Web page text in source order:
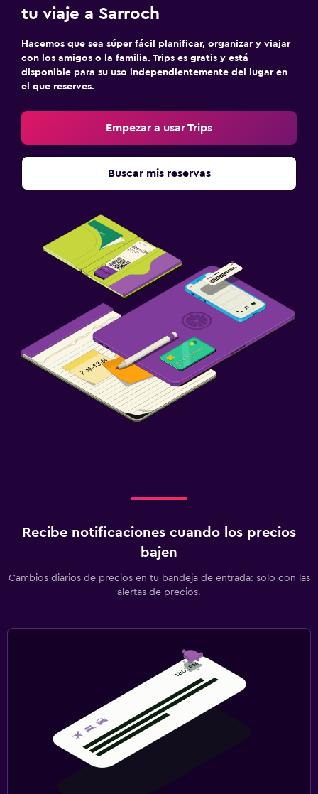
tu viaje a Sarroch
Hacemos que sea súper fácil planificar, organizar y viajar
con los amigos o la familia. Trips es gratis y está
disponible para su uso independientemente del lugar en
el que reserves.
Empezar a usar Trips
Buscar mis reservas
Recibe notificaciones cuando los precios
bajen
Cambios diarios de precios en tu bandeja de entrada: solo con las
alertas de precios.